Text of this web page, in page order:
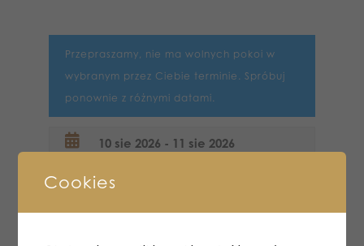
Przepraszamy, nie ma wolnych pokoi w
wybranym przez Ciebie terminie. Spróbuj
ponownie z różnymi datami.
Cookies